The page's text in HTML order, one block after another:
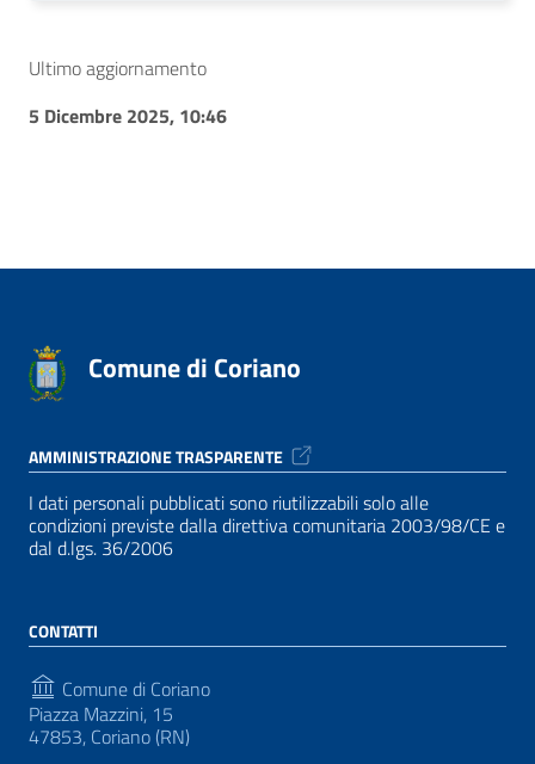
Ultimo aggiornamento
5 Dicembre 2025, 10:46
Comune di Coriano
AMMINISTRAZIONE TRASPARENTE
I dati personali pubblicati sono riutilizzabili solo alle
condizioni previste dalla direttiva comunitaria 2003/98/CE e
dal d.lgs. 36/2006
CONTATTI
Comune di Coriano
Piazza Mazzini, 15
47853, Coriano (RN)